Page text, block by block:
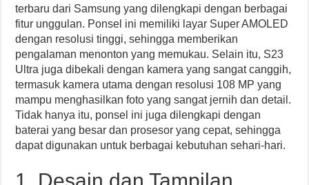
terbaru dari Samsung yang dilengkapi dengan berbagai
fitur unggulan. Ponsel ini memiliki layar Super AMOLED
dengan resolusi tinggi, sehingga memberikan
pengalaman menonton yang memukau. Selain itu, S23
Ultra juga dibekali dengan kamera yang sangat canggih,
termasuk kamera utama dengan resolusi 108 MP yang
mampu menghasilkan foto yang sangat jernih dan detail.
Tidak hanya itu, ponsel ini juga dilengkapi dengan
baterai yang besar dan prosesor yang cepat, sehingga
dapat digunakan untuk berbagai kebutuhan sehari-hari.